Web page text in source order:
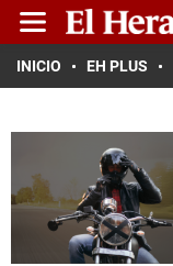
INICIO EH PLUS